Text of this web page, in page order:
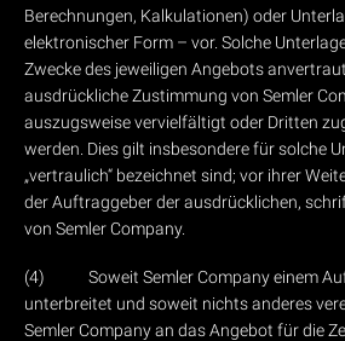
Berechnungen, Kalkulationen) oder
elektronischer Form – vor. Solche
Zwecke des jeweiligen Angebots
ausdrückliche Zustimmung von Semler
auszugsweise vervielfältigt oder Dritten
werden. Dies gilt insbesondere für solche
„vertraulich“ bezeichnet sind; vor ihrer
der Auftraggeber der ausdrücklichen,
von Semler Company.
(4) Soweit Semler Company einem
unterbreitet und soweit nichts anderes
Semler Company an das Angebot für die